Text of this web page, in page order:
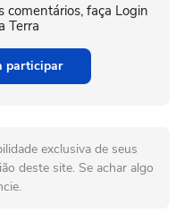
comentários, faça Login
Terra
participar
exclusiva de seus
deste site. Se achar algo